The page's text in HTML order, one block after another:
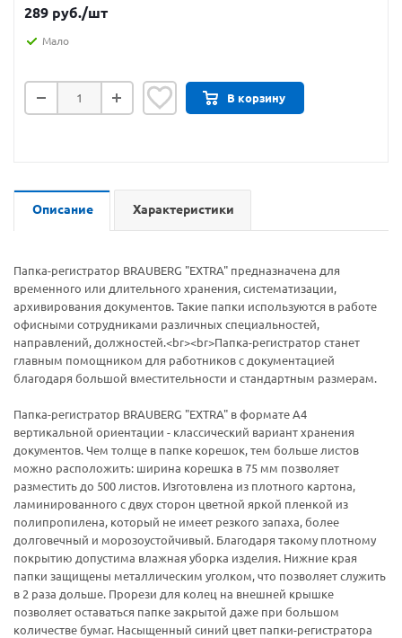
289 руб./шт
Мало
В корзину
Описание Характеристики
Папка-регистратор BRAUBERG "EXTRA" предназначена для
временного или длительного хранения, систематизации,
архивирования документов. Такие папки используются в работе
офисными сотрудниками различных специальностей,
направлений, должностей.<br><br>Папка-регистратор станет
главным помощником для работников с документацией
благодаря большой вместительности и стандартным размерам.
Папка-регистратор BRAUBERG "EXTRA" в формате А4
вертикальной ориентации - классический вариант хранения
документов. Чем толще в папке корешок, тем больше листов
можно расположить: ширина корешка в 75 мм позволяет
разместить до 500 листов. Изготовлена из плотного картона,
ламинированного с двух сторон цветной яркой пленкой из
полипропилена, который не имеет резкого запаха, более
долговечный и морозоустойчивый. Благодаря такому плотному
покрытию допустима влажная уборка изделия. Нижние края
папки защищены металлическим уголком, что позволяет служить
в 2 раза дольше. Прорези для колец на внешней крышке
позволяет оставаться папке закрытой даже при большом
количестве бумаг. Насыщенный синий цвет папки-регистратора